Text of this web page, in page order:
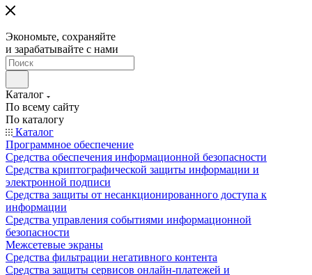
Экономьте, сохраняйте
и зарабатывайте с нами
Каталог
По всему сайту
По каталогу
Каталог
Программное обеспечение
Средства обеспечения информационной безопасности
Средства криптографической защиты информации и
электронной подписи
Средства защиты от несанкционированного доступа к
информации
Средства управления событиями информационной
безопасности
Межсетевые экраны
Средства фильтрации негативного контента
Средства защиты сервисов онлайн-платежей и